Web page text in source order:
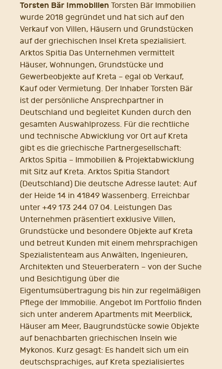
Torsten Bär Immobilien Torsten Bär Immobilien
wurde 2018 gegründet und hat sich auf den
Verkauf von Villen, Häusern und Grundstücken
auf der griechischen Insel Kreta spezialisiert.
Arktos Spitia Das Unternehmen vermittelt
Häuser, Wohnungen, Grundstücke und
Gewerbeobjekte auf Kreta – egal ob Verkauf,
Kauf oder Vermietung. Der Inhaber Torsten Bär
ist der persönliche Ansprechpartner in
Deutschland und begleitet Kunden durch den
gesamten Auswahlprozess. Für die rechtliche
und technische Abwicklung vor Ort auf Kreta
gibt es die griechische Partnergesellschaft:
Arktos Spitia – Immobilien & Projektabwicklung
mit Sitz auf Kreta. Arktos Spitia Standort
(Deutschland) Die deutsche Adresse lautet: Auf
der Heide 14 in 41849 Wassenberg. Erreichbar
unter +49 173 244 07 04. Leistungen Das
Unternehmen präsentiert exklusive Villen,
Grundstücke und besondere Objekte auf Kreta
und betreut Kunden mit einem mehrsprachigen
Spezialistenteam aus Anwälten, Ingenieuren,
Architekten und Steuerberatern – von der Suche
und Besichtigung über die
Eigentumsübertragung bis hin zur regelmäßigen
Pflege der Immobilie. Angebot Im Portfolio finden
sich unter anderem Apartments mit Meerblick,
Häuser am Meer, Baugrundstücke sowie Objekte
auf benachbarten griechischen Inseln wie
Mykonos. Kurz gesagt: Es handelt sich um ein
deutschsprachiges, auf Kreta spezialisiertes